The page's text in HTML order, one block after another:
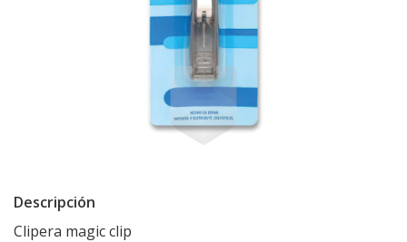
Descripción
Clipera magic clip